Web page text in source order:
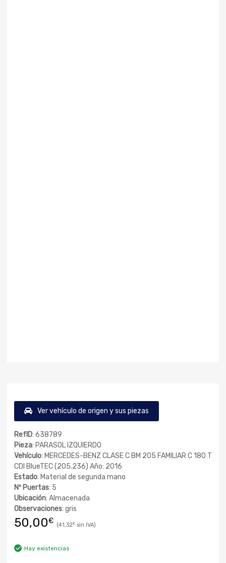
Ver vehículo de origen y sus piezas
RefID: 638789
Pieza: PARASOL IZQUIERDO
Vehículo: MERCEDES-BENZ CLASE C BM 205 FAMILIAR C 180 T
CDI BlueTEC (205.236) Año: 2016
Estado: Material de segunda mano
Nº Puertas: 5
Ubicación: Almacenada
Observaciones: gris
50,00€ 41,32€
Hay existencias